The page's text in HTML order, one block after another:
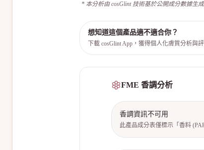
* 本分析由 cosGlint 技術基於公開成分數據生
想知道這個產品適不適合你？
下載 cosGlint App，獲得個人化膚質分析與
FME 香調分析
香調資訊不可用
此產品成分表僅標示「香料